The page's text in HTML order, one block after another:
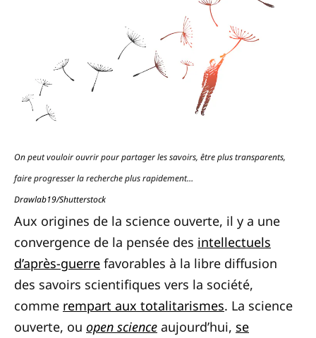
On peut vouloir ouvrir pour partager les savoirs, être plus transparents,
faire progresser la recherche plus rapidement…
Drawlab19/Shutterstock
Aux origines de la science ouverte, il y a une
convergence de la pensée des intellectuels
d’après-guerre favorables à la libre diffusion
des savoirs scientifiques vers la société,
comme rempart aux totalitarismes. La science
ouverte, ou open science aujourd’hui, se